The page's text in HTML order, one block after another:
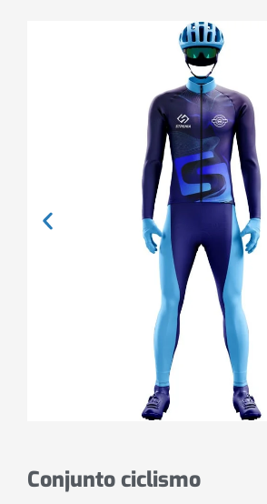
Conjunto ciclismo